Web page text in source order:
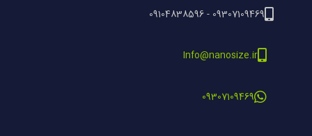
09307109469 - 09104838596
Info@nanosize.ir
09307109469